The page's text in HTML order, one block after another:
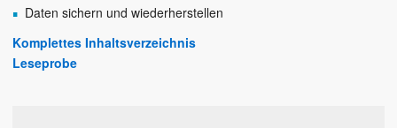
Daten sichern und wiederherstellen
Komplettes Inhaltsverzeichnis
Leseprobe